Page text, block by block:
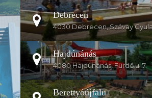
Debrecen
4030 Debrecen, Szávay Gyula
Hajdúnánás
4080 Hajdúnánás, Fürdő u. 7.
Berettyóújfalu